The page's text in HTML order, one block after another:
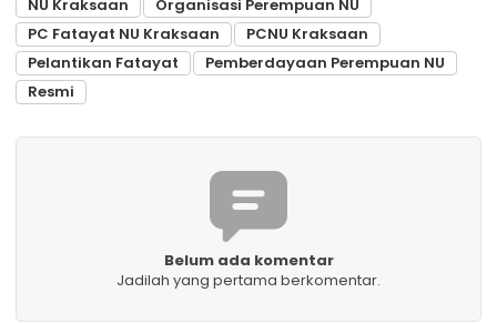
NU Kraksaan
Organisasi Perempuan NU
PC Fatayat NU Kraksaan
PCNU Kraksaan
Pelantikan Fatayat
Pemberdayaan Perempuan NU
Resmi
Belum ada komentar
Jadilah yang pertama berkomentar.